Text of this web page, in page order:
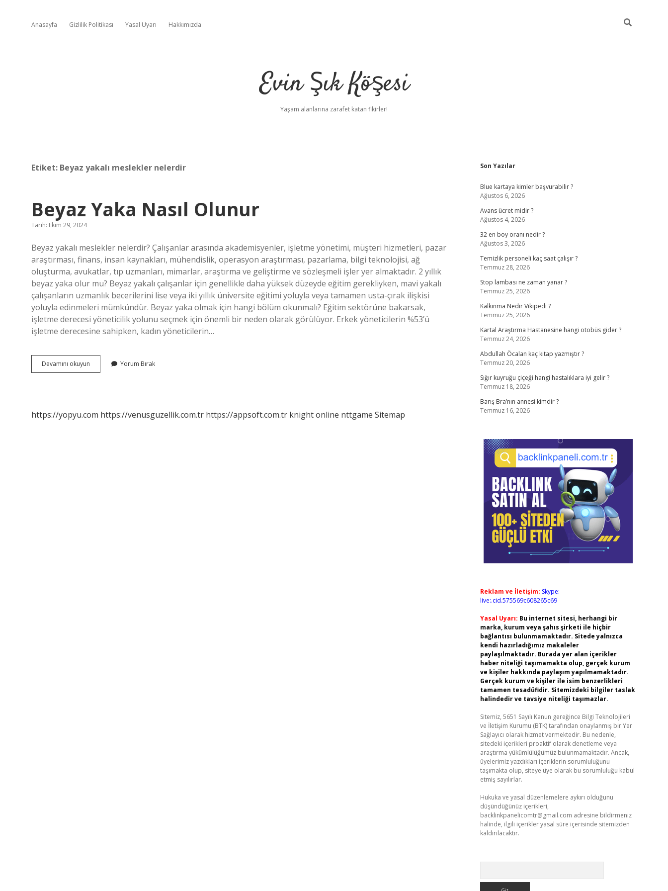
Anasayfa Gizlilik Politikası Yasal Uyarı Hakkımızda
Evin Şık Köşesi
Yaşam alanlarına zarafet katan fikirler!
Etiket: Beyaz yakalı meslekler nelerdir
Beyaz Yaka Nasıl Olunur
Tarih: Ekim 29, 2024
Beyaz yakalı meslekler nelerdir? Çalışanlar arasında akademisyenler, işletme yönetimi, müşteri hizmetleri, pazar
araştırması, finans, insan kaynakları, mühendislik, operasyon araştırması, pazarlama, bilgi teknolojisi, ağ
oluşturma, avukatlar, tıp uzmanları, mimarlar, araştırma ve geliştirme ve sözleşmeli işler yer almaktadır. 2 yıllık
beyaz yaka olur mu? Beyaz yakalı çalışanlar için genellikle daha yüksek düzeyde eğitim gerekliyken, mavi yakalı
çalışanların uzmanlık becerilerini lise veya iki yıllık üniversite eğitimi yoluyla veya tamamen usta-çırak ilişkisi
yoluyla edinmeleri mümkündür. Beyaz yaka olmak için hangi bölüm okunmalı? Eğitim sektörüne bakarsak,
işletme derecesi yöneticilik yolunu seçmek için önemli bir neden olarak görülüyor. Erkek yöneticilerin %53’ü
işletme derecesine sahipken, kadın yöneticilerin…
Devamını okuyun
Yaka
Yorum Bırak
https://yopyu.com https://venusguzellik.com.tr https://appsoft.com.tr knight online nttgame Sitemap
Sidebar
Son Yazılar
Blue kartaya kimler başvurabilir ?
Ağustos 6, 2026
Avans ücret midir ?
Ağustos 4, 2026
32 en boy oranı nedir ?
Ağustos 3, 2026
Temizlik personeli kaç saat çalışır ?
Temmuz 28, 2026
Stop lambası ne zaman yanar ?
Temmuz 25, 2026
Kalkınma Nedir Vikipedi ?
Temmuz 25, 2026
Kartal Araştırma Hastanesine hangi otobüs gider ?
Temmuz 24, 2026
Abdullah Öcalan kaç kitap yazmıştır ?
Temmuz 20, 2026
Sığır kuyruğu çiçeği hangi hastalıklara iyi gelir ?
Temmuz 18, 2026
Barış Bra’nın annesi kimdir ?
Temmuz 16, 2026
Reklam ve İletişim: Skype:
live:.cid.575569c608265c69
Yasal Uyarı: Bu internet sitesi, herhangi bir
marka, kurum veya şahıs şirketi ile hiçbir
bağlantısı bulunmamaktadır. Sitede yalnızca
kendi hazırladığımız makaleler
paylaşılmaktadır. Burada yer alan içerikler
haber niteliği taşımamakta olup, gerçek kurum
ve kişiler hakkında paylaşım yapılmamaktadır.
Gerçek kurum ve kişiler ile isim benzerlikleri
tamamen tesadüfidir. Sitemizdeki bilgiler taslak
halindedir ve tavsiye niteliği taşımazlar.
Sitemiz, 5651 Sayılı Kanun gereğince Bilgi Teknolojileri
ve İletişim Kurumu (BTK) tarafından onaylanmış bir Yer
Sağlayıcı olarak hizmet vermektedir. Bu nedenle,
sitedeki içerikleri proaktif olarak denetleme veya
araştırma yükümlülüğümüz bulunmamaktadır. Ancak,
üyelerimiz yazdıkları içeriklerin sorumluluğunu
taşımakta olup, siteye üye olarak bu sorumluluğu kabul
etmiş sayılırlar.
Hukuka ve yasal düzenlemelere aykırı olduğunu
düşündüğünüz içerikleri,
backlinkpanelicomtr@gmail.com adresine bildirmeniz
halinde, ilgili içerikler yasal süre içerisinde sitemizden
kaldırılacaktır.